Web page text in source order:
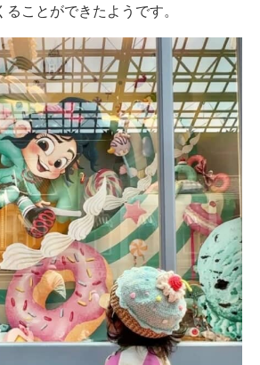
ことができたようです。